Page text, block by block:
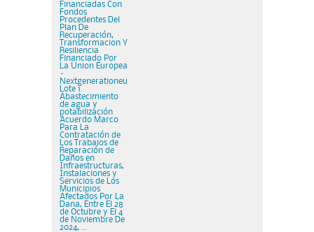
Financiadas Con
Fondos
Procedentes Del
Plan De
Recuperación,
Transformacion Y
Resiliencia
Financiado Por
La Union Europea
–
Nextgenerationeu
Lote 1.
Abastecimiento
de agua y
potabilización
Acuerdo Marco
Para La
Contratación de
Los Trabajos de
Reparación de
Daños en
Infraestructuras,
Instalaciones y
Servicios de Los
Municipios
Afectados Por La
Dana, Entre El 28
de Octubre y El 4
de Noviembre De
2024, ...